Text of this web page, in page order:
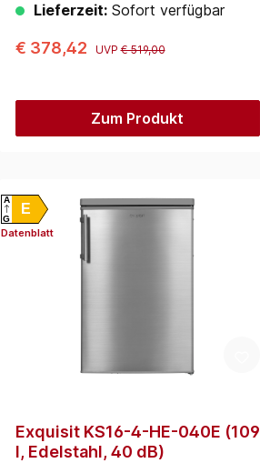
Lieferzeit:Sofort verfügbar
€ 378,42 UVP€ 519,00
Zum Produkt
E
A
G
Datenblatt
Exquisit KS16-4-HE-040E (109
l, Edelstahl, 40 dB)